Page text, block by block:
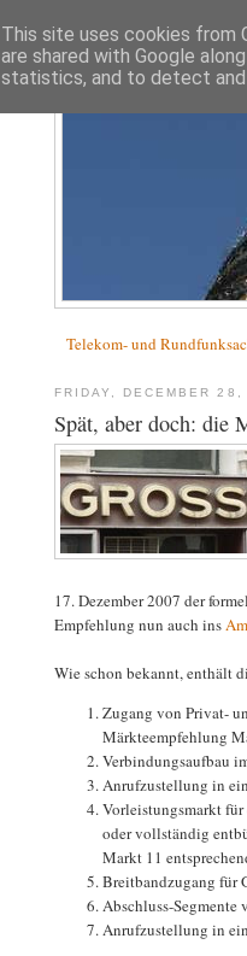
Telekom- und
FRIDAY, DECEMBER 28,
Spät, aber doch: die
17. Dezember 2007 der
Empfehlung nun auch ins
Wie schon bekannt, enthält
Zugang von Privat-
Märkteempfehlung
Verbindungsaufbau
Anrufzustellung in
Vorleistungsmarkt
oder vollständig
Markt 11
Breitbandzugang für
Abschluss-
Anrufzustellung in
This site uses cookies from
are shared with Google
statistics, and to detect and